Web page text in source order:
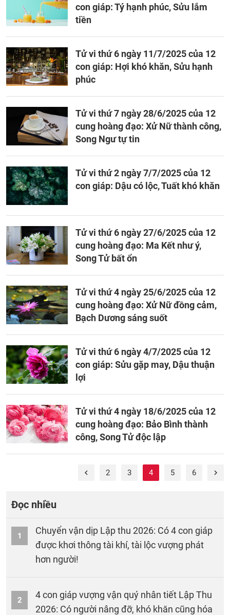
con giáp: Tý hạnh phúc, Sửu lắm
tiền
Tử vi thứ 6 ngày 11/7/2025 của 12
con giáp: Hợi khó khăn, Sửu hạnh
phúc
Tử vi thứ 7 ngày 28/6/2025 của 12
cung hoàng đạo: Xử Nữ thành công,
Song Ngư tự tin
Tử vi thứ 2 ngày 7/7/2025 của 12
con giáp: Dậu có lộc, Tuất khó khăn
Tử vi thứ 6 ngày 27/6/2025 của 12
cung hoàng đạo: Ma Kết như ý,
Song Tử bất ổn
Tử vi thứ 4 ngày 25/6/2025 của 12
cung hoàng đạo: Xử Nữ đồng cảm,
Bạch Dương sáng suốt
Tử vi thứ 6 ngày 4/7/2025 của 12
con giáp: Sửu gặp may, Dậu thuận
lợi
Tử vi thứ 4 ngày 18/6/2025 của 12
cung hoàng đạo: Bảo Bình thành
công, Song Tử độc lập
2 3 4 5 6
Đọc nhiều
1
Chuyển vận dịp Lập thu 2026: Có 4 con giáp
được khơi thông tài khí, tài lộc vượng phát
hơn người!
2
4 con giáp vượng vận quý nhân tiết Lập Thu
2026: Có người nâng đỡ, khó khăn cũng hóa